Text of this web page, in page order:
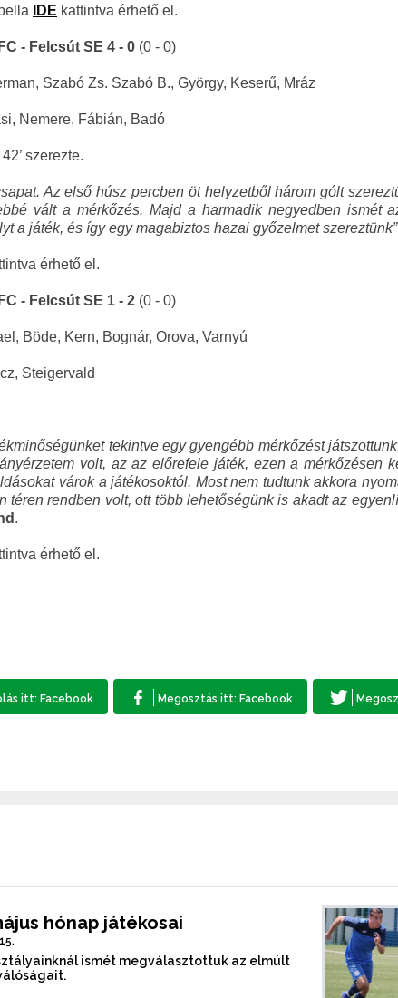
IDE kattintva érhető el.
- Felcsút SE 4 - 0 (0 - 0)
Szabó Zs. Szabó B., György, Keserű, Mráz
Nemere, Fábián, Badó
szerezte.
Az első húsz percben öt helyzetből három gólt
vált a mérkőzés. Majd a harmadik negyedben ismét
a játék, és így egy magabiztos hazai győzelmet szereztünk”
érhető el.
- Felcsút SE 1 - 2 (0 - 0)
Böde, Kern, Bognár, Orova, Varnyú
Steigervald
tekintve egy gyengébb mérkőzést
volt, az az előrefele játék, ezen a mérkőzésen
várok a játékosoktól. Most nem tudtunk akkora
téren rendben volt, ott több lehetőségünk is akadt az
.
érhető el.
hónap játékosai
ismét megválasztottuk az elmúlt